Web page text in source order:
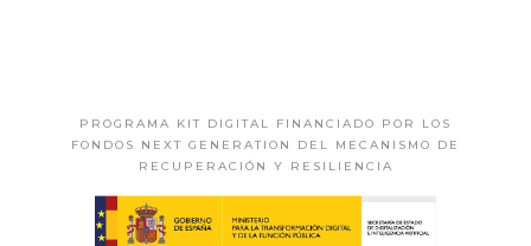
PROGRAMA KIT DIGITAL FINANCIADO POR LOS
FONDOS NEXT GENERATION DEL MECANISMO DE
RECUPERACIÓN Y RESILIENCIA